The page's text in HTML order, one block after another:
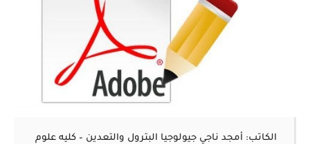
الكاتب: أمجد ناجي جيولوجيا البترول والتعدين – كليه علوم